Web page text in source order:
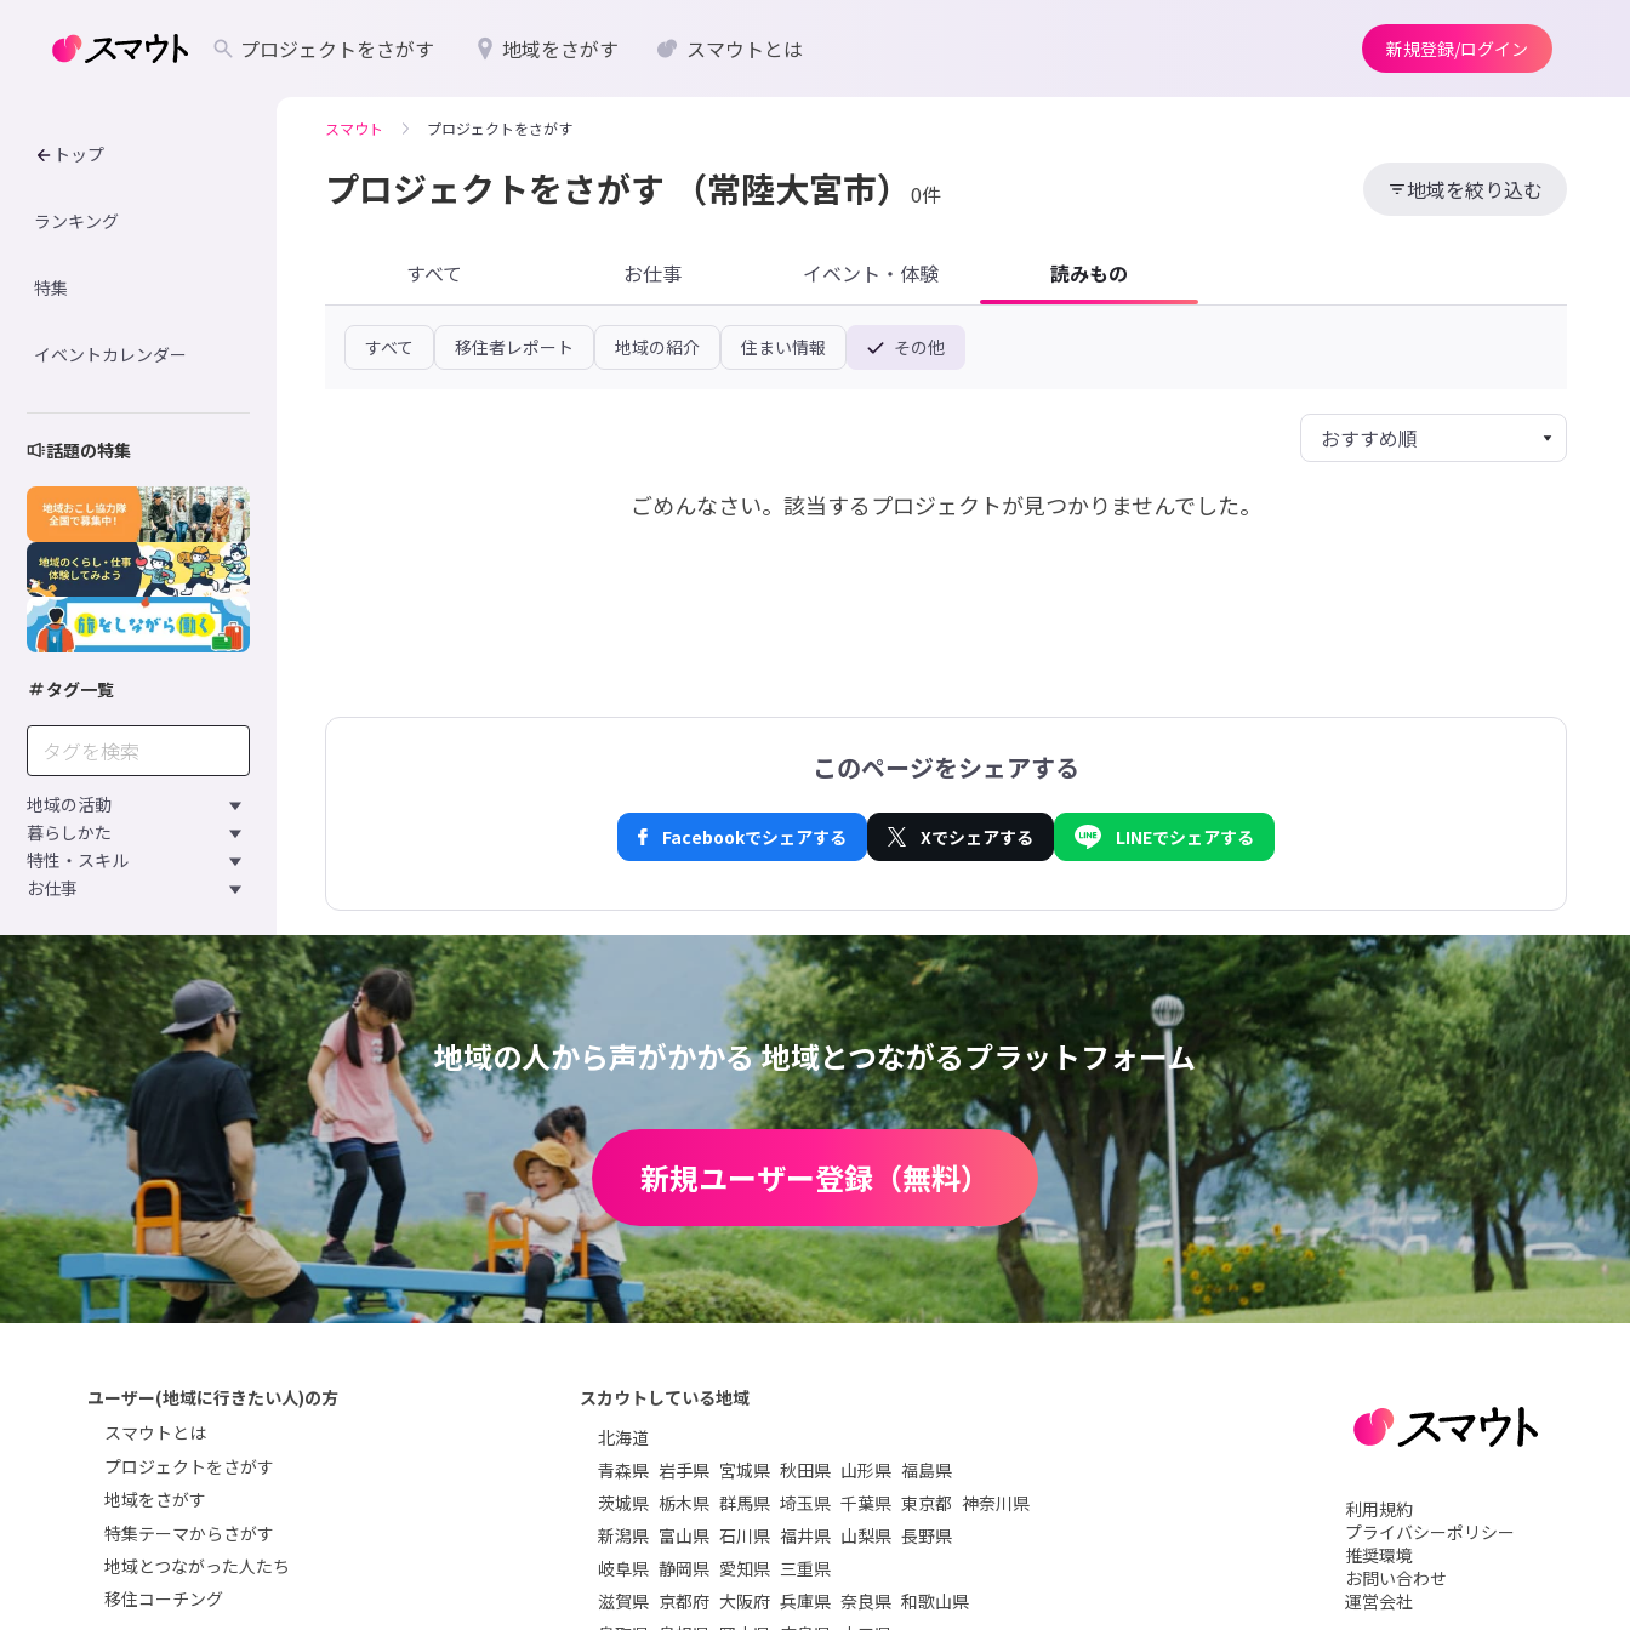
プロジェクトをさがす 地域をさがす スマウトとは 新規登録/ログイン
トップ
ランキング
特集
イベントカレンダー
話題の特集
タグ一覧
地域の活動
暮らしかた
特性・スキル
お仕事
スマウト プロジェクトをさがす
プロジェクトをさがす （常陸大宮市） 0件 地域を絞り込む
すべて お仕事 イベント・体験 読みもの
すべて 移住者レポート 地域の紹介 住まい情報 その他
ごめんなさい。 該当するプロジェクトが見つかりませんでした。
このページをシェアする
Facebookでシェアする Xでシェアする LINEでシェアする
地域の人から声がかかる地域とつながるプラットフォーム
新規ユーザー登録（無料）
ユーザー(地域に行きたい人)の方
スマウトとは
プロジェクトをさがす
地域をさがす
特集テーマからさがす
地域とつながった人たち
移住コーチング
スカウトしている地域
北海道
青森県 岩手県 宮城県 秋田県 山形県 福島県
茨城県 栃木県 群馬県 埼玉県 千葉県 東京都 神奈川県
新潟県 富山県 石川県 福井県 山梨県 長野県
岐阜県 静岡県 愛知県 三重県
滋賀県 京都府 大阪府 兵庫県 奈良県 和歌山県
利用規約
プライバシーポリシー
推奨環境
お問い合わせ
運営会社